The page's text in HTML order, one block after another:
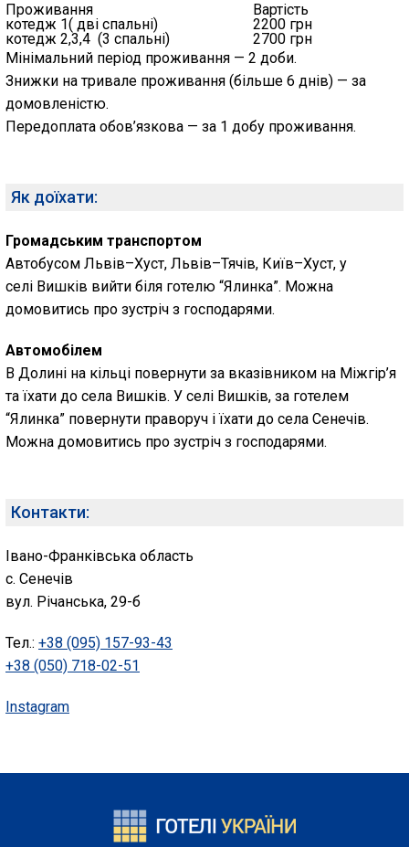
Проживання
Вартість
котедж 1( дві спальні)
2200 грн
котедж 2,3,4 (3 спальні)
2700 грн
Мінімальний період проживання — 2 доби.
Знижки на тривале проживання (більше 6 днів) — за
домовленістю.
Передоплата обов’язкова — за 1 добу проживання.
Як доїхати:
Громадським транспортом
Автобусом Львів–Хуст, Львів–Тячів, Київ–Хуст, у
селі Вишків вийти біля готелю “Ялинка”. Можна
домовитись про зустріч з господарями.
Автомобілем
В Долині на кільці повернути за вказівником на Міжгір’я
та їхати до села Вишків. У селі Вишків, за готелем
“Ялинка” повернути праворуч і їхати до села Сенечів.
Можна домовитись про зустріч з господарями.
Контакти:
Івано-Франківська область
с. Сенечів
вул. Річанська, 29-б
Тел.: +38 (095) 157-93-43
+38 (050) 718-02-51
Instagram